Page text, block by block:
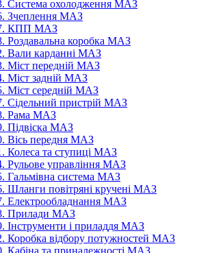
Система охолодження МАЗ
Зчеплення МАЗ
КПП МАЗ
Роздавальна коробка МАЗ
Вали карданні МАЗ
Міст передній МАЗ
Міст задній МАЗ
Міст середній МАЗ
Сідельний пристрій МАЗ
Рама МАЗ
Підвіска МАЗ
Вісь передня МАЗ
Колеса та ступиці МАЗ
Рульове управління МАЗ
Гальмівна система МАЗ
Шланги повітряні кручені МАЗ
Електрообладнання МАЗ
Прилади МАЗ
Інструменти і приладдя МАЗ
Коробка відбору потужностей МАЗ
Кабіна та приналежності МАЗ